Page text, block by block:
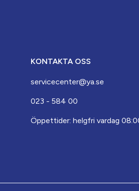
KONTAKTA OSS
servicecenter@ya.se
023 - 584 00
Öppettider: helgfri vardag